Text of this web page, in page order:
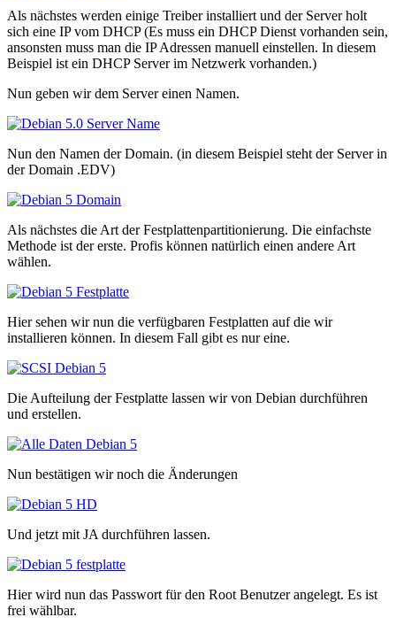
Als nächstes werden einige Treiber installiert und der Server holt
sich eine IP vom DHCP (Es muss ein DHCP Dienst vorhanden sein,
ansonsten muss man die IP Adressen manuell einstellen. In diesem
Beispiel ist ein DHCP Server im Netzwerk vorhanden.)
Nun geben wir dem Server einen Namen.
Nun den Namen der Domain. (in diesem Beispiel steht der Server in
der Domain .EDV)
Als nächstes die Art der Festplattenpartitionierung. Die einfachste
Methode ist der erste. Profis können natürlich einen andere Art
wählen.
Hier sehen wir nun die verfügbaren Festplatten auf die wir
installieren können. In diesem Fall gibt es nur eine.
Die Aufteilung der Festplatte lassen wir von Debian durchführen
und erstellen.
Nun bestätigen wir noch die Änderungen
Und jetzt mit JA durchführen lassen.
Hier wird nun das Passwort für den Root Benutzer angelegt. Es ist
frei wählbar.